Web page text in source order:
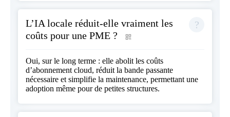
L’IA locale réduit-elle vraiment les
coûts pour une PME ?
Oui, sur le long terme : elle abolit les coûts
d’abonnement cloud, réduit la bande passante
nécessaire et simplifie la maintenance, permettant une
adoption même pour de petites structures.